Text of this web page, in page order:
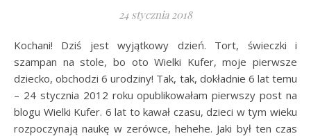
24 stycznia 2018
Kochani! Dziś jest wyjątkowy dzień. Tort, świeczki i
szampan na stole, bo oto Wielki Kufer, moje pierwsze
dziecko, obchodzi 6 urodziny! Tak, tak, dokładnie 6 lat temu
– 24 stycznia 2012 roku opublikowałam pierwszy post na
blogu Wielki Kufer. 6 lat to kawał czasu, dzieci w tym wieku
rozpoczynają naukę w zerówce, hehehe. Jaki był ten czas